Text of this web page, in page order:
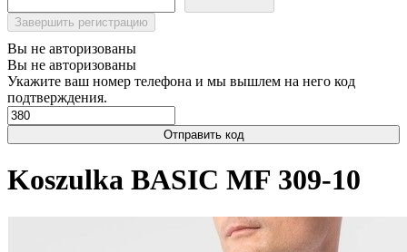
Завершить регистрацию
Вы не авторизованы
Вы не авторизованы
Укажите ваш номер телефона и мы вышлем на него код
подтверждения.
Отправить код
Koszulka BASIC MF 309-10